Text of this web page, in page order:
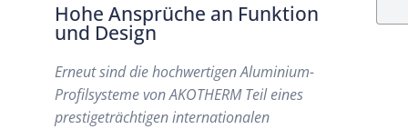
Hohe Ansprüche an Funktion
und Design
Erneut sind die hochwertigen Aluminium-
Profilsysteme von AKOTHERM Teil eines
prestigeträchtigen internationalen